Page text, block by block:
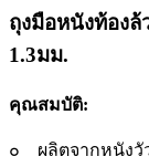
ยาว
ยาว13.5นิ้ว
1.3มม.
ถุงมือหนังท้อง
1.3มม.
คุณสมบัติ:
๐ ผลิตจากหนังวั